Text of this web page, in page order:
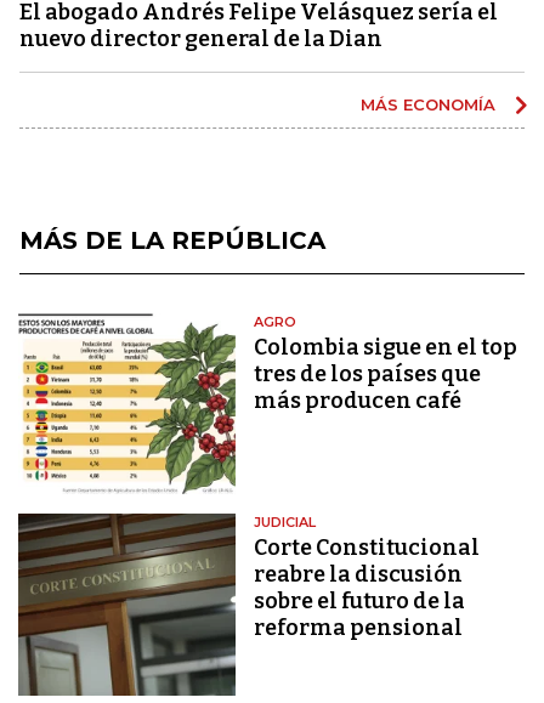
El abogado Andrés Felipe Velásquez sería el
nuevo director general de la Dian
MÁS ECONOMÍA
MÁS DE LA REPÚBLICA
AGRO
Colombia sigue en el top
tres de los países que
más producen café
JUDICIAL
Corte Constitucional
reabre la discusión
sobre el futuro de la
reforma pensional